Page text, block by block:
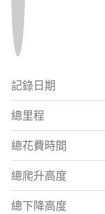
記錄日期
總里程
總花費時間
總爬升高度
總下降高度